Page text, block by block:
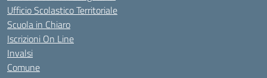
Ufficio Scolastico Territoriale
Scuola in Chiaro
Iscrizioni On Line
Invalsi
Comune